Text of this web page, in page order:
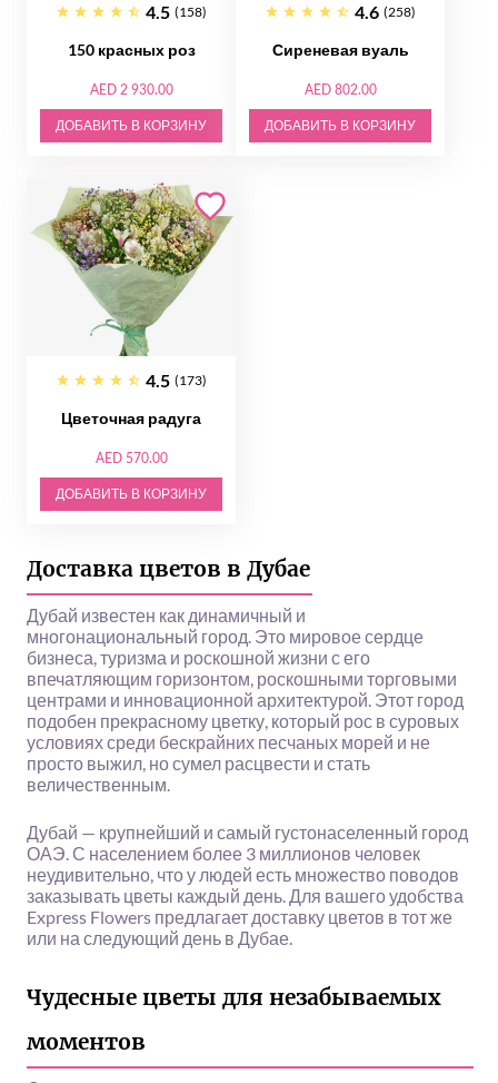
4.5 (158)
150 красных роз
AED 2 930.00
ДОБАВИТЬ В КОРЗИНУ
4.6 (258)
Сиреневая вуаль
AED 802.00
ДОБАВИТЬ В КОРЗИНУ
4.5 (173)
Цветочная радуга
AED 570.00
ДОБАВИТЬ В КОРЗИНУ
Доставка цветов в Дубае
Дубай известен как динамичный и
многонациональный город. Это мировое сердце
бизнеса, туризма и роскошной жизни с его
впечатляющим горизонтом, роскошными торговыми
центрами и инновационной архитектурой. Этот город
подобен прекрасному цветку, который рос в суровых
условиях среди бескрайних песчаных морей и не
просто выжил, но сумел расцвести и стать
величественным.
Дубай — крупнейший и самый густонаселенный город
ОАЭ. С населением более 3 миллионов человек
неудивительно, что у людей есть множество поводов
заказывать цветы каждый день. Для вашего удобства
Express Flowers предлагает доставку цветов в тот же
или на следующий день в Дубае.
Чудесные цветы для незабываемых
моментов